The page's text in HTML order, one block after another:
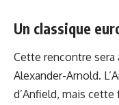
Un classique
Cette rencontre
Alexander-Arnold.
d’Anfield, mais